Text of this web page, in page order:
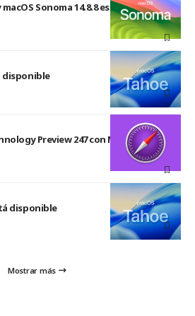
macOS Sonoma 14.8.8 están
disponible
Preview 247 con MCP Server
disponible
Mostrar más